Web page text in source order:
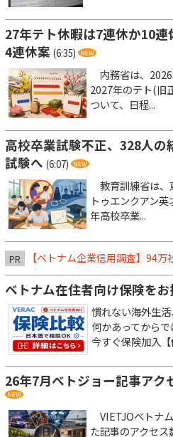
27年テト休暇は7連休か10
4連休案 (6:35)
内務省は、
2027年のテト(旧
ついて、日程...
高校卒業試験不正、328人の
試験へ (6:07)
教育訓練省は、
トゥエンクアン
年高校卒業...
PR 【ベトナム企業信用調査】94
ベトナム在住者向け保険を
慣れない海外生
何かあってからで
今すぐ保険加入【
26年7月ベトジョー記事アク
VIETJOベトナ
た記事のアクセス